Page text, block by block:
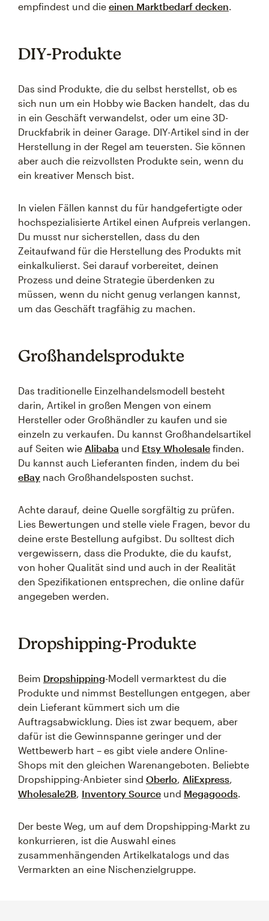
empfindest und die einen Marktbedarf decken.
DIY-Produkte
Das sind Produkte, die du selbst herstellst, ob es
sich nun um ein Hobby wie Backen handelt, das du
in ein Geschäft verwandelst, oder um eine 3D-
Druckfabrik in deiner Garage. DIY-Artikel sind in der
Herstellung in der Regel am teuersten. Sie können
aber auch die reizvollsten Produkte sein, wenn du
ein kreativer Mensch bist.
In vielen Fällen kannst du für handgefertigte oder
hochspezialisierte Artikel einen Aufpreis verlangen.
Du musst nur sicherstellen, dass du den
Zeitaufwand für die Herstellung des Produkts mit
einkalkulierst. Sei darauf vorbereitet, deinen
Prozess und deine Strategie überdenken zu
müssen, wenn du nicht genug verlangen kannst,
um das Geschäft tragfähig zu machen.
Großhandelsprodukte
Das traditionelle Einzelhandelsmodell besteht
darin, Artikel in großen Mengen von einem
Hersteller oder Großhändler zu kaufen und sie
einzeln zu verkaufen. Du kannst Großhandelsartikel
auf Seiten wie Alibaba und Etsy Wholesale finden.
Du kannst auch Lieferanten finden, indem du bei
eBay nach Großhandelsposten suchst.
Achte darauf, deine Quelle sorgfältig zu prüfen.
Lies Bewertungen und stelle viele Fragen, bevor du
deine erste Bestellung aufgibst. Du solltest dich
vergewissern, dass die Produkte, die du kaufst,
von hoher Qualität sind und auch in der Realität
den Spezifikationen entsprechen, die online dafür
angegeben werden.
Dropshipping-Produkte
Beim Dropshipping-Modell vermarktest du die
Produkte und nimmst Bestellungen entgegen, aber
dein Lieferant kümmert sich um die
Auftragsabwicklung. Dies ist zwar bequem, aber
dafür ist die Gewinnspanne geringer und der
Wettbewerb hart – es gibt viele andere Online-
Shops mit den gleichen Warenangeboten. Beliebte
Dropshipping-Anbieter sind Oberlo, AliExpress,
Wholesale2B, Inventory Source und Megagoods.
Der beste Weg, um auf dem Dropshipping-Markt zu
konkurrieren, ist die Auswahl eines
zusammenhängenden Artikelkatalogs und das
Vermarkten an eine Nischenzielgruppe.